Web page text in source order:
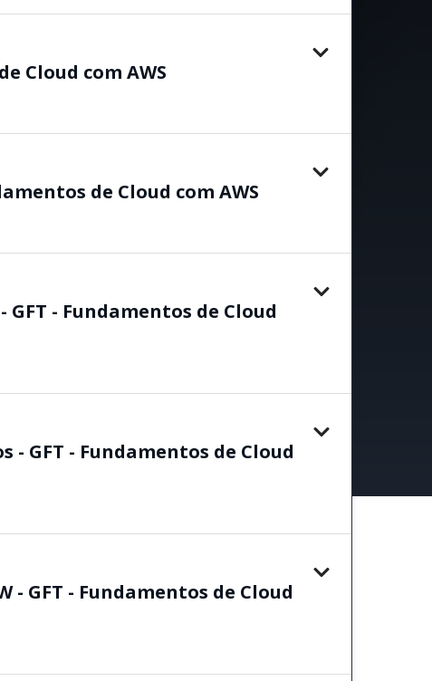
Cloud com AWS
de Cloud com AWS
- Fundamentos de Cloud
GFT - Fundamentos de Cloud
- GFT - Fundamentos de Cloud